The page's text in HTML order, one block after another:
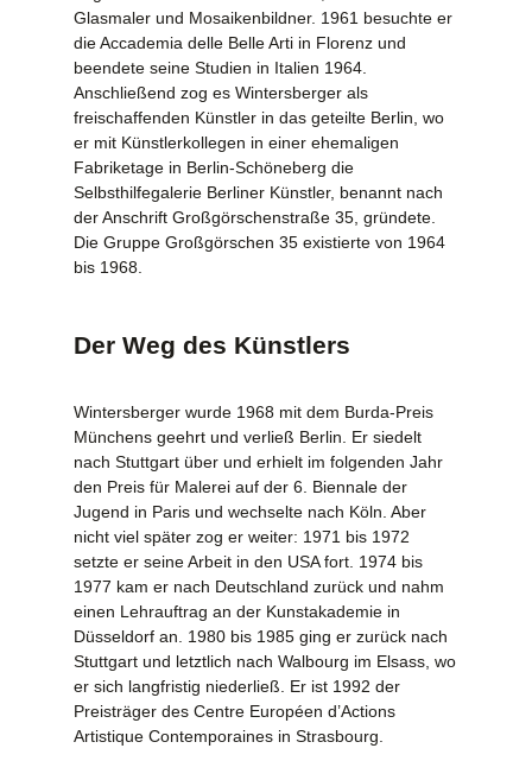
Glasmaler und Mosaikenbildner. 1961 besuchte er
die Accademia delle Belle Arti in Florenz und
beendete seine Studien in Italien 1964.
Anschließend zog es Wintersberger als
freischaffenden Künstler in das geteilte Berlin, wo
er mit Künstlerkollegen in einer ehemaligen
Fabriketage in Berlin-Schöneberg die
Selbsthilfegalerie Berliner Künstler, benannt nach
der Anschrift Großgörschenstraße 35, gründete.
Die Gruppe Großgörschen 35 existierte von 1964
bis 1968.
Der Weg des Künstlers
Wintersberger wurde 1968 mit dem Burda-Preis
Münchens geehrt und verließ Berlin. Er siedelt
nach Stuttgart über und erhielt im folgenden Jahr
den Preis für Malerei auf der 6. Biennale der
Jugend in Paris und wechselte nach Köln. Aber
nicht viel später zog er weiter: 1971 bis 1972
setzte er seine Arbeit in den USA fort. 1974 bis
1977 kam er nach Deutschland zurück und nahm
einen Lehrauftrag an der Kunstakademie in
Düsseldorf an. 1980 bis 1985 ging er zurück nach
Stuttgart und letztlich nach Walbourg im Elsass, wo
er sich langfristig niederließ. Er ist 1992 der
Preisträger des Centre Européen d’Actions
Artistique Contemporaines in Strasbourg.